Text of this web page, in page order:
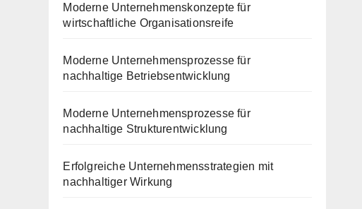
Moderne Unternehmenskonzepte für
wirtschaftliche Organisationsreife
Moderne Unternehmensprozesse für
nachhaltige Betriebsentwicklung
Moderne Unternehmensprozesse für
nachhaltige Strukturentwicklung
Erfolgreiche Unternehmensstrategien mit
nachhaltiger Wirkung